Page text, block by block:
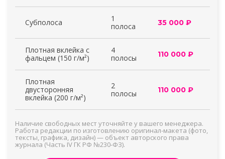
Субполоса
1
полоса
35 000 ₽
Плотная вклейка с
фальцем (150 г/м²)
4
полосы
110 000 ₽
Плотная
двусторонняя
вклейка (200 г/м²)
2
полосы
110 000 ₽
Наличие свободных мест уточняйте у вашего менеджера.
Работа редакции по изготовлению оригинал-макета (фото,
тексты, графика, дизайн) — объект авторского права
журнала (Часть IV ГК РФ №230-ФЗ).